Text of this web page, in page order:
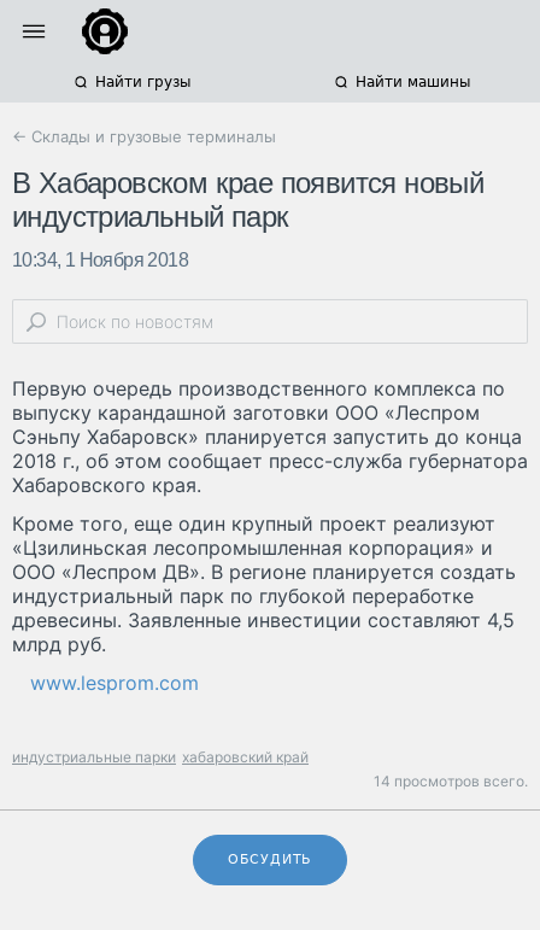
Найти грузы Найти машины
← Склады и грузовые терминалы
В Хабаровском крае появится новый
индустриальный парк
10:34, 1 Ноября 2018
Первую очередь производственного комплекса по
выпуску карандашной заготовки ООО «Леспром
Сэньпу Хабаровск» планируется запустить до конца
2018 г., об этом сообщает пресс-служба губернатора
Хабаровского края.
Кроме того, еще один крупный проект реализуют
«Цзилиньская лесопромышленная корпорация» и
ООО «Леспром ДВ». В регионе планируется создать
индустриальный парк по глубокой переработке
древесины. Заявленные инвестиции составляют 4,5
млрд руб.
www.lesprom.com
индустриальные парки хабаровский край
14 просмотров всего.
ОБСУДИТЬ